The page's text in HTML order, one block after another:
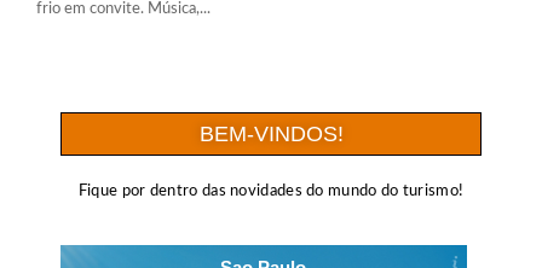
frio em convite. Música,...
BEM-VINDOS!
Fique por dentro das novidades do mundo do turismo!